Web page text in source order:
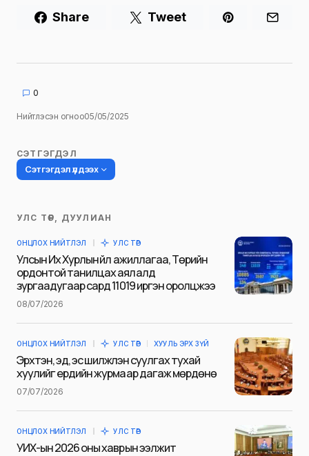
Share Tweet
0
Нийтлэсэн огноо05/05/2025
СЭТГЭГДЭЛ
Сэтгэгдэл үлдээх
Таны имэйл хаягийг нийтлэхгүй.
тэмдэглэсэн
Сэтгэгдэл*
Name
УЛС ТӨР, ДУУЛИАН
ОНЦЛОХ НИЙТЛЭЛ УЛС ТӨР
Улсын Их Хурлын үйл ажиллагаа, Төрийн
ордонтой танилцах аялалд
зургаадугаар сард 11019 иргэн оролцжээ
08/07/2026
ОНЦЛОХ НИЙТЛЭЛ УЛС ТӨР ХУУЛЬ ЭРХ ЗҮЙ
Эрхтэн, эд, эс шилжүүлэн суулгах тухай
хуулийг ердийн журмаар дагаж мөрдөнө
07/07/2026
ОНЦЛОХ НИЙТЛЭЛ УЛС ТӨР
УИХ-ын 2026 оны хаврын ээлжит